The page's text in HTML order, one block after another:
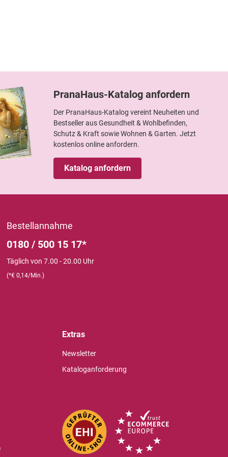
PranaHaus-Katalog anfordern
Der PranaHaus-Katalog vereint Neuheiten und
Bestseller aus Gesundheit & Wohlbefinden,
Schutz & Kraft sowie Wohnen & Garten. Jetzt
kostenlos online anfordern.
Katalog anfordern
Bestellannahme
0180 / 500 15 17*
Täglich von 7.00 - 20.00 Uhr
(*€ 0,14/Min.)
Extras
Newsletter
Kataloganforderung